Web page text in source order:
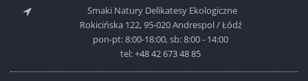
Smaki Natury Delikatesy Ekologiczne
Rokicińska 122, 95-020 Andrespol / Łódź
pon-pt: 8:00-18:00, sb: 8:00 - 14:00
tel:+48 42 673 48 85